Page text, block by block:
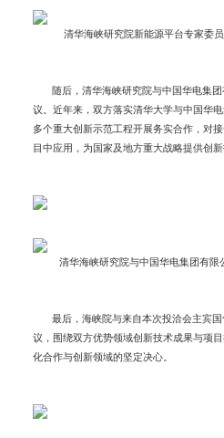
清华海峡研究院新能源平台专家委
随后，清华海峡研究院与中国华电集团
议。近年来，双方落实清华大学与中国华
多个重大创新示范工程开展务实合作，对
目中应用，为国家及地方重大战略提供创新
清华海峡研究院与中国华电集团有限
最后，海峡院与来自本次投洽会主宾国
议，围绕双方优势领域创新技术成果与项
化合作与创新领域的坚定决心。